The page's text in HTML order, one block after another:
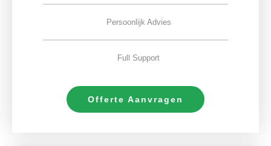
Persoonlijk Advies
Full Support
Offerte Aanvragen